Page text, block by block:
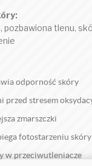
pozbawiona tlenu,
odporność skóry
przed stresem
zmarszczki
fotostarzeniu skóry
w przeciwutleniacze